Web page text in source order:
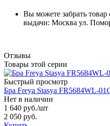
Вы можете забрать товар
выдачи: Москва ул.
Отзывы
Товары этой серии
Быстрый просмотр
Бра Freya Stasya FR5684WL-
Нет в наличии
1 640 руб./шт
2 050 руб.